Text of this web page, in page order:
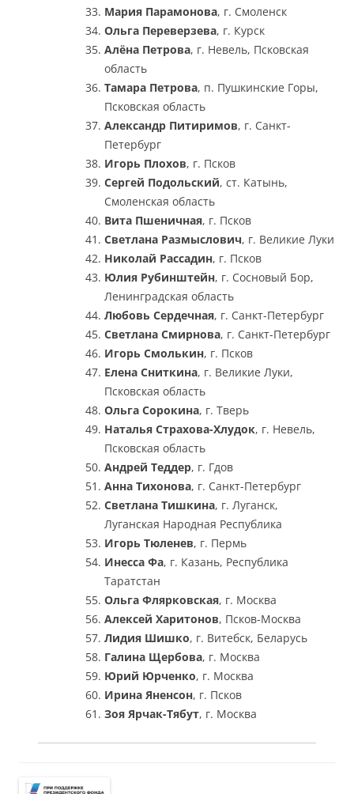
Мария Парамонова, г. Смоленск
Ольга Переверзева, г. Курск
Алёна Петрова, г. Невель, Псковская
область
Тамара Петрова, п. Пушкинские Горы,
Псковская область
Александр Питиримов, г. Санкт-
Петербург
Игорь Плохов, г. Псков
Сергей Подольский, ст. Катынь,
Смоленская область
Вита Пшеничная, г. Псков
Светлана Размыслович, г. Великие Луки
Николай Рассадин, г. Псков
Юлия Рубинштейн, г. Сосновый Бор,
Ленинградская область
Любовь Сердечная, г. Санкт-Петербург
Светлана Смирнова, г. Санкт-Петербург
Игорь Смолькин, г. Псков
Елена Сниткина, г. Великие Луки,
Псковская область
Ольга Сорокина, г. Тверь
Наталья Страхова-Хлудок, г. Невель,
Псковская область
Андрей Теддер, г. Гдов
Анна Тихонова, г. Санкт-Петербург
Светлана Тишкина, г. Луганск,
Луганская Народная Республика
Игорь Тюленев, г. Пермь
Инесса Фа, г. Казань, Республика
Таратстан
Ольга Флярковская, г. Москва
Алексей Харитонов, Псков-Москва
Лидия Шишко, г. Витебск, Беларусь
Галина Щербова, г. Москва
Юрий Юрченко, г. Москва
Ирина Яненсон, г. Псков
Зоя Ярчак-Тябут, г. Москва